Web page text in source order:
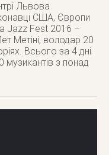
Львова
США, Європи
Jazz Fest 2016 –
Метіні, володар 20
Всього за 4 дні
музикантів з понад